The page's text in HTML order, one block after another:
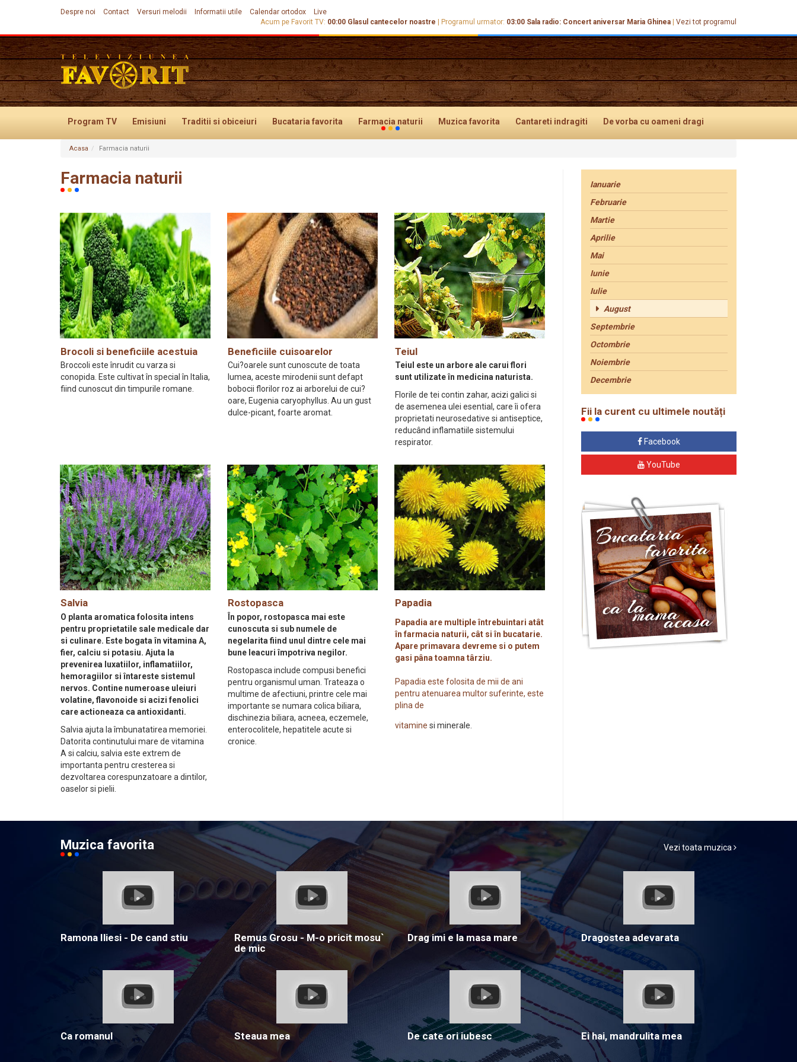
Despre noi Contact Versuri melodii Informatii utile Calendar ortodox
Live
Acum pe Favorit TV: 00:00 Glasul cantecelor noastre Programul urmator: 03:00 Sala radio: Concert aniversar Maria Ghinea Vezi tot programul
Program TV Emisiuni Traditii si obiceiuri Bucataria favorita Farmacia naturii Muzica favorita Cantareti indragiti De vorba cu oameni dragi
Evenimente
Acasa Farmacia naturii
Farmacia naturii
Brocoli si beneficiile acestuia
Broccoli este înrudit cu varza si
conopida. Este cultivat în special în Italia,
fiind cunoscut din timpurile romane.
Beneficiile cuisoarelor
Cui?oarele sunt cunoscute de toata
lumea, aceste mirodenii sunt defapt
bobocii florilor roz ai arborelui de cui?
oare, Eugenia caryophyllus. Au un gust
dulce-picant, foarte aromat.
Teiul
Teiul este un arbore ale carui flori
sunt utilizate în medicina naturista.
Florile de tei contin zahar, acizi galici si
de asemenea ulei esential, care îi ofera
proprietati neurosedative si antiseptice,
reducând inflamatiile sistemului
respirator.
Salvia
O planta aromatica folosita intens
pentru proprietatile sale medicale dar
si culinare. Este bogata în vitamina A,
fier, calciu si potasiu. Ajuta la
prevenirea luxatiilor, inflamatiilor,
hemoragiilor si întareste sistemul
nervos. Contine numeroase uleiuri
volatine, flavonoide si acizi fenolici
care actioneaza ca antioxidanti.
Salvia ajuta la îmbunatatirea memoriei.
Datorita continutului mare de vitamina
A si calciu, salvia este extrem de
importanta pentru cresterea si
dezvoltarea corespunzatoare a dintilor,
oaselor si pielii.
Rostopasca
În popor, rostopasca mai este
cunoscuta si sub numele de
negelarita fiind unul dintre cele mai
bune leacuri împotriva negilor.
Rostopasca include compusi benefici
pentru organismul uman. Trateaza o
multime de afectiuni, printre cele mai
importante se numara colica biliara,
dischinezia biliara, acneea, eczemele,
enterocolitele, hepatitele acute si
cronice.
Papadia
Papadia are multiple întrebuintari atât
în farmacia naturii, cât si în bucatarie.
Apare primavara devreme si o putem
gasi pâna toamna târziu.
Papadia este folosita de mii de ani
pentru atenuarea multor suferinte, este
plina de
vitamine si minerale.
Ianuarie
Februarie
Martie
Aprilie
Mai
Iunie
Iulie
August
Septembrie
Octombrie
Noiembrie
Decembrie
Fii la curent cu ultimele noutăți
Facebook
YouTube
Muzica favorita Vezi toata muzica
Ramona Iliesi - De cand stiu
Remus Grosu - M-o pricit mosu`
de mic
Drag imi e la masa mare Dragostea adevarata
Ca romanul Steaua mea De cate ori iubesc Ei hai, mandrulita mea